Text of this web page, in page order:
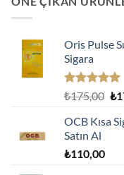
Oris Pulse
Sigara
5 üzerinden
oy
aldı
₺175,00 ₺
OCB Kısa
Satın Al
₺110,00